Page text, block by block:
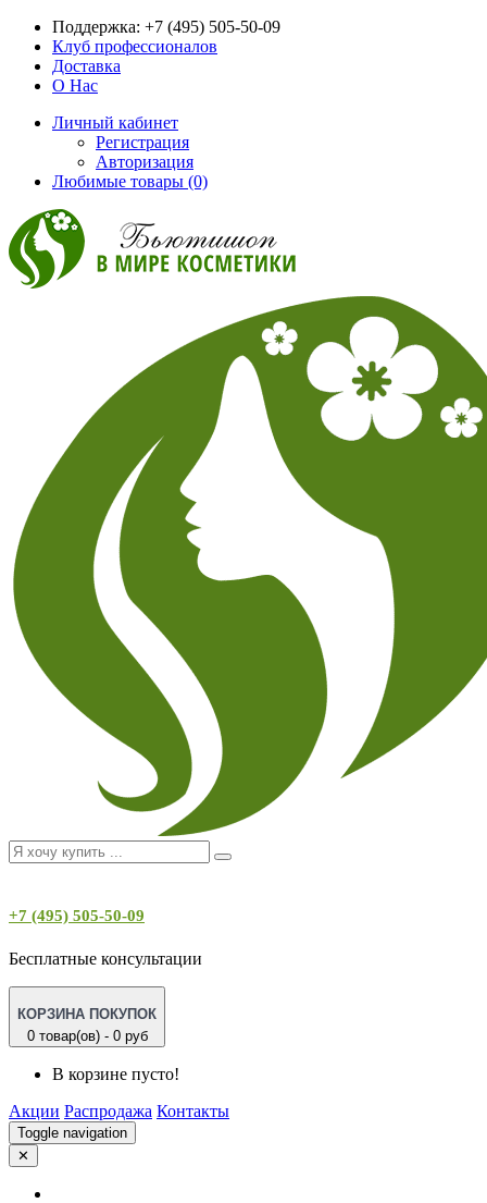
Поддержка: +7 (495) 505-50-09
Клуб профессионалов
Доставка
О Нас
Личный кабинет
Регистрация
Авторизация
Любимые товары (0)
+7 (495) 505-50-09
Бесплатные консультации
КОРЗИНА ПОКУПОК
0 товар(ов) - 0 руб
В корзине пусто!
Акции Распродажа Контакты
Toggle navigation
✕